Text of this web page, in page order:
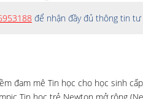
để nhận đầy đủ thông tin
đam mê Tin học cho học sinh